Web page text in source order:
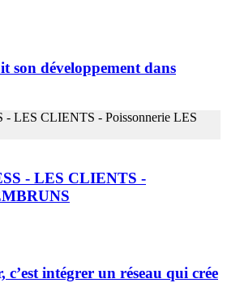
son développement dans
- LES CLIENTS -
intégrer un réseau qui crée